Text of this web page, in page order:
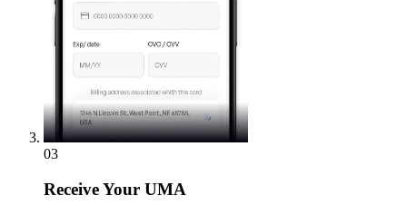
03
ReceiveYour UMA